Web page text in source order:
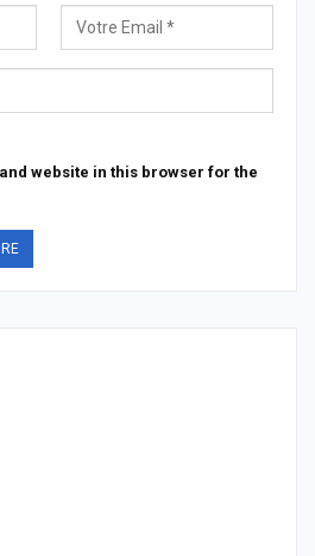
website in this browser for the